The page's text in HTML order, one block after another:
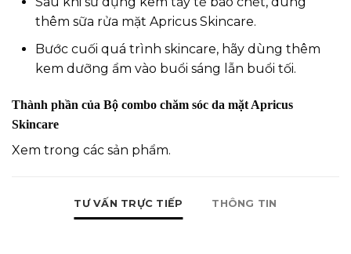
thêm sữa rửa mặt Apricus Skincare.
Bước cuối quá trình skincare, hãy dùng thêm
kem dưỡng ẩm vào buổi sáng lẫn buổi tối.
Thành phần của Bộ combo chăm sóc da mặt Apricus
Skincare
Xem trong các sản phẩm.
TƯ VẤN TRỰC TIẾP THÔNG TIN